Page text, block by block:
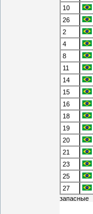
10
26
2
4
8
11
14
15
16
18
19
20
21
23
25
27
запасные